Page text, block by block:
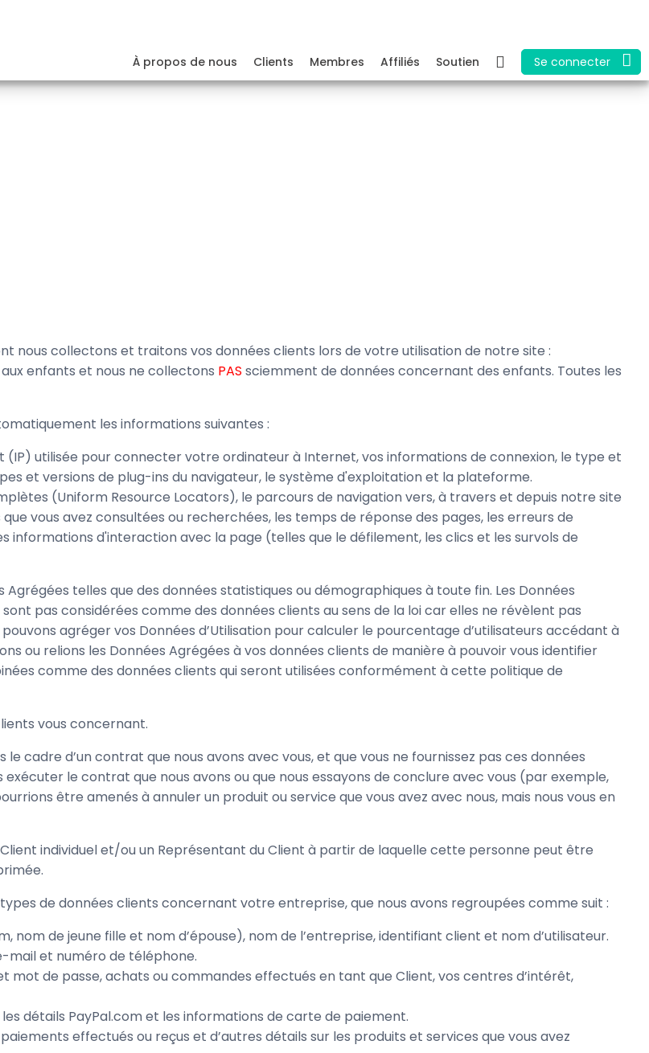
À propos de nous Clients Membres Affiliés Soutien Se connecter
nous collectons et traitons vos données clients lors de votre utilisation de notre site :
enfants et nous ne collectons PAS sciemment de données concernant des enfants. Toutes les
les informations suivantes :
utilisée pour connecter votre ordinateur à Internet, vos informations de connexion, le type et
et versions de plug-ins du navigateur, le système d'exploitation et la plateforme.
(Uniform Resource Locators), le parcours de navigation vers, à travers et depuis notre site
vous avez consultées ou recherchées, les temps de réponse des pages, les erreurs de
informations d'interaction avec la page (telles que le défilement, les clics et les survols de
telles que des données statistiques ou démographiques à toute fin. Les Données
pas considérées comme des données clients au sens de la loi car elles ne révèlent pas
agréger vos Données d’Utilisation pour calculer le pourcentage d’utilisateurs accédant à
ou relions les Données Agrégées à vos données clients de manière à pouvoir vous identifier
comme des données clients qui seront utilisées conformément à cette politique de
vous concernant.
cadre d’un contrat que nous avons avec vous, et que vous ne fournissez pas ces données
exécuter le contrat que nous avons ou que nous essayons de conclure avec vous (par exemple,
être amenés à annuler un produit ou service que vous avez avec nous, mais nous vous en
individuel et/ou un Représentant du Client à partir de laquelle cette personne peut être
de données clients concernant votre entreprise, que nous avons regroupées comme suit :
nom de jeune fille et nom d’épouse), nom de l’entreprise, identifiant client et nom d’utilisateur.
mail et numéro de téléphone.
mot de passe, achats ou commandes effectués en tant que Client, vos centres d’intérêt,
détails PayPal.com et les informations de carte de paiement.
effectués ou reçus et d’autres détails sur les produits et services que vous avez